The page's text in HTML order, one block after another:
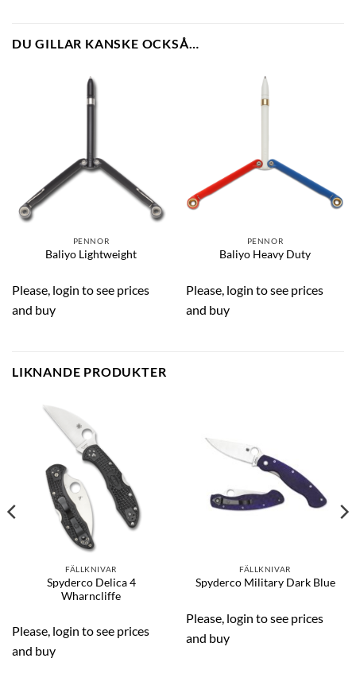
DU GILLAR KANSKE OCKSÅ…
PENNOR
Baliyo Lightweight
Please, login to see prices
and buy
PENNOR
Baliyo Heavy Duty
Please, login to see prices
and buy
LIKNANDE PRODUKTER
FÄLLKNIVAR
Spyderco Delica 4
Wharncliffe
Please, login to see prices
and buy
FÄLLKNIVAR
Spyderco Military Dark Blue
Please, login to see prices
and buy